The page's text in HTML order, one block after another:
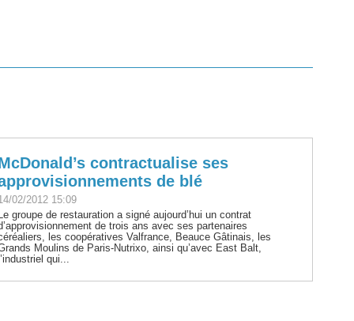
contractualise ses
de blé
02/2012 15:09
groupe de restauration a signé aujourd’hui un contrat
de trois ans avec ses partenaires
les coopératives Valfrance, Beauce Gâtinais, les
Moulins de Paris-Nutrixo, ainsi qu’avec East Balt,
qui...